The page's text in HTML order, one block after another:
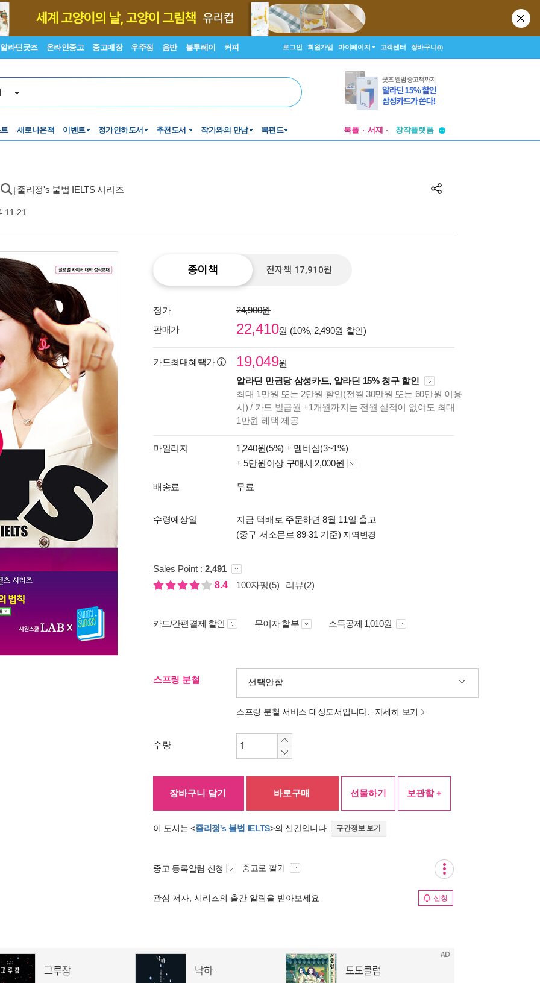
알라딘굿즈 온라인중고 중고매장 우주점 음반 블루레이 커피 로그인 회원가입 마이페이지 고객센터 장바구니(0)
새로나온책 이벤트 정가인하도서 추천도서 작가와의 만남 북펀드 북플 서재
창작플랫폼
줄리정's 불법 IELTS 시리즈
11-21
종이책 전자책 17,910원
정가
24,900원
판매가
22,410원 (10%, 2,490원 할인)
카드최대혜택가 19,049원
알라딘 만권당 삼성카드, 알라딘 15% 청구 할인
최대 1만원 또는 2만원 할인(전월 30만원 또는 60만원 이용
시) / 카드 발급월 +1개월까지는 전월 실적이 없어도 최대
1만원 혜택 제공
마일리지 1,240원(5%) + 멤버십(3~1%)
+ 5만원이상 구매시 2,000원
배송료 무료
수령예상일
지금 택배로 주문하면 8월 11일 출고
(중구 서소문로 89-31 기준) 지역변경
Sales Point : 2,491
8.4
100자평(5) 리뷰(2)
카드/간편결제 할인 무이자 할부 소득공제 1,010원
스프링 분철 선택안함
스프링 분철 서비스 대상도서입니다. 자세히 보기
수량
장바구니 담기 바로구매 선물하기 보관함 +
이 도서는 <줄리정's 불법 IELTS>의 신간입니다. 구간정보 보기
중고 등록알림 신청 중고로 팔기
관심 저자, 시리즈의 출간 알림을 받아보세요 신청